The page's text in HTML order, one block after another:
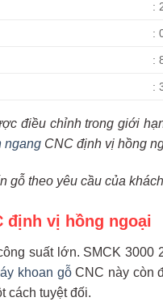
:
:
:
:
điều chỉnh trong giới
ngangCNC định vị hồng
gỗ theo yêu cầu của
định vị hồng ngoại
suất lớn. SMCK
khoan gỗCNC này còn
cách tuyệt đối.